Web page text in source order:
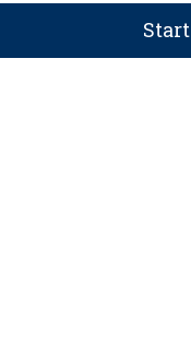
Start